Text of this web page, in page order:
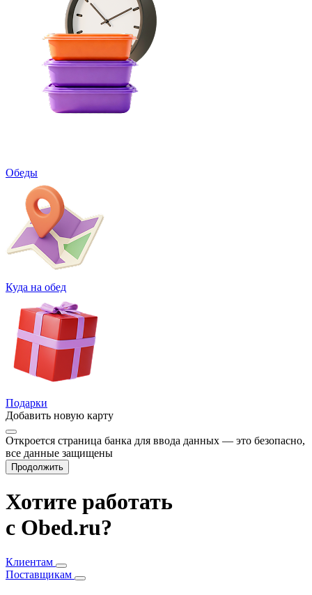
Обеды
Куда на обед
Подарки
Добавить новую карту
Откроется страница банка для ввода данных — это безопасно,
все данные защищены
Продолжить
Хотите работать
с Obed.ru?
Клиентам
Поставщикам